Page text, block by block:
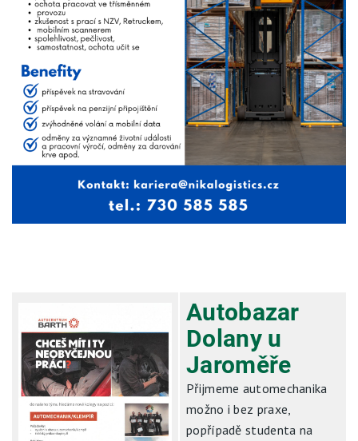
Autobazar
Dolany u
Jaroměře
Přijmeme automechanika
možno i bez praxe,
popřípadě studenta na